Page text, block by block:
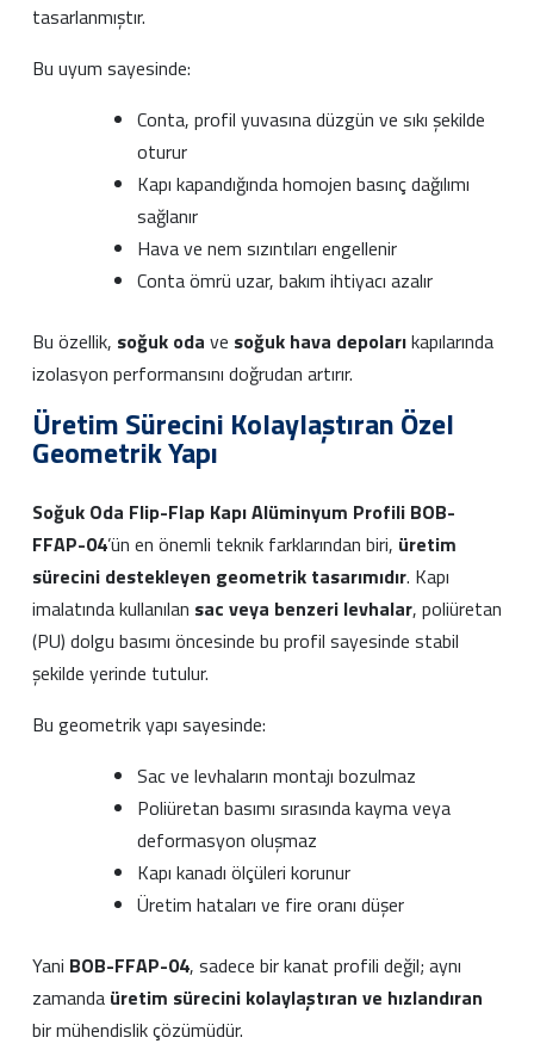
tasarlanmıştır.
Bu uyum sayesinde:
Conta, profil yuvasına düzgün ve sıkı şekilde
oturur
Kapı kapandığında homojen basınç dağılımı
sağlanır
Hava ve nem sızıntıları engellenir
Conta ömrü uzar, bakım ihtiyacı azalır
Bu özellik, soğuk oda ve soğuk hava depolarıkapılarında
izolasyon performansını doğrudan artırır.
Üretim Sürecini Kolaylaştıran Özel
Geometrik Yapı
Soğuk Oda Flip-Flap Kapı Alüminyum Profili BOB-
FFAP-04’ün en önemli teknik farklarından biri, üretim
sürecini destekleyen geometrik tasarımıdır. Kapı
imalatında kullanılan sac veya benzeri levhalar, poliüretan
(PU) dolgu basımı öncesinde bu profil sayesinde stabil
şekilde yerinde tutulur.
Bu geometrik yapı sayesinde:
Sac ve levhaların montajı bozulmaz
Poliüretan basımı sırasında kayma veya
deformasyon oluşmaz
Kapı kanadı ölçüleri korunur
Üretim hataları ve fire oranı düşer
Yani BOB-FFAP-04, sadece bir kanat profili değil; aynı
zamanda üretim sürecini kolaylaştıran ve hızlandıran
bir mühendislik çözümüdür.